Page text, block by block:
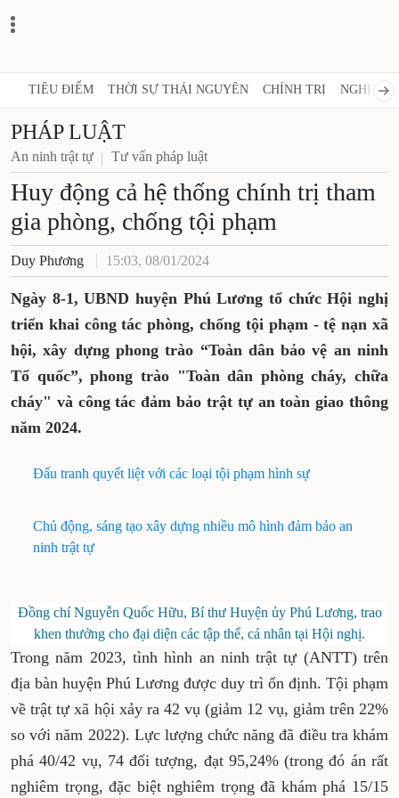
TIÊU ĐIỂM THỜI SỰ THÁI NGUYÊN CHÍNH TRỊ NGHỊ
PHÁP LUẬT
An ninh trật tự Tư vấn pháp luật
Huy động cả hệ thống chính trị tham
gia phòng, chống tội phạm
Duy Phương 15:03, 08/01/2024
Ngày 8-1, UBND huyện Phú Lương tổ chức Hội nghị
triển khai công tác phòng, chống tội phạm - tệ nạn xã
hội, xây dựng phong trào “Toàn dân bảo vệ an ninh
Tổ quốc”, phong trào "Toàn dân phòng cháy, chữa
cháy" và công tác đảm bảo trật tự an toàn giao thông
năm 2024.
Đấu tranh quyết liệt với các loại tội phạm hình sự
Chủ động, sáng tạo xây dựng nhiều mô hình đảm bảo an
ninh trật tự
Đồng chí Nguyễn Quốc Hữu, Bí thư Huyện ủy Phú Lương, trao
khen thưởng cho đại diện các tập thể, cá nhân tại Hội nghị.
Trong năm 2023, tình hình an ninh trật tự (ANTT) trên
địa bàn huyện Phú Lương được duy trì ổn định. Tội phạm
về trật tự xã hội xảy ra 42 vụ (giảm 12 vụ, giảm trên 22%
so với năm 2022). Lực lượng chức năng đã điều tra khám
phá 40/42 vụ, 74 đối tượng, đạt 95,24% (trong đó án rất
nghiêm trọng, đặc biệt nghiêm trọng đã khám phá 15/15